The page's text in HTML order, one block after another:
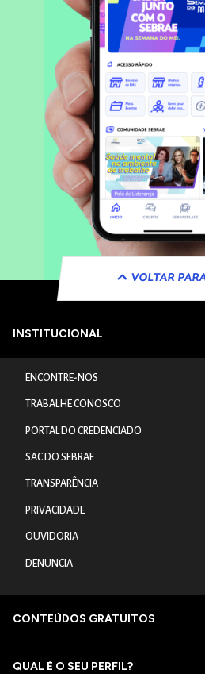
VOLTAR
INSTITUCIONAL
ENCONTRE-NOS
TRABALHE CONOSCO
PORTAL DO CREDENCIADO
SAC DO SEBRAE
TRANSPARÊNCIA
PRIVACIDADE
OUVIDORIA
DENUNCIA
CONTEÚDOS GRATUITOS
QUAL É O SEU PERFIL?